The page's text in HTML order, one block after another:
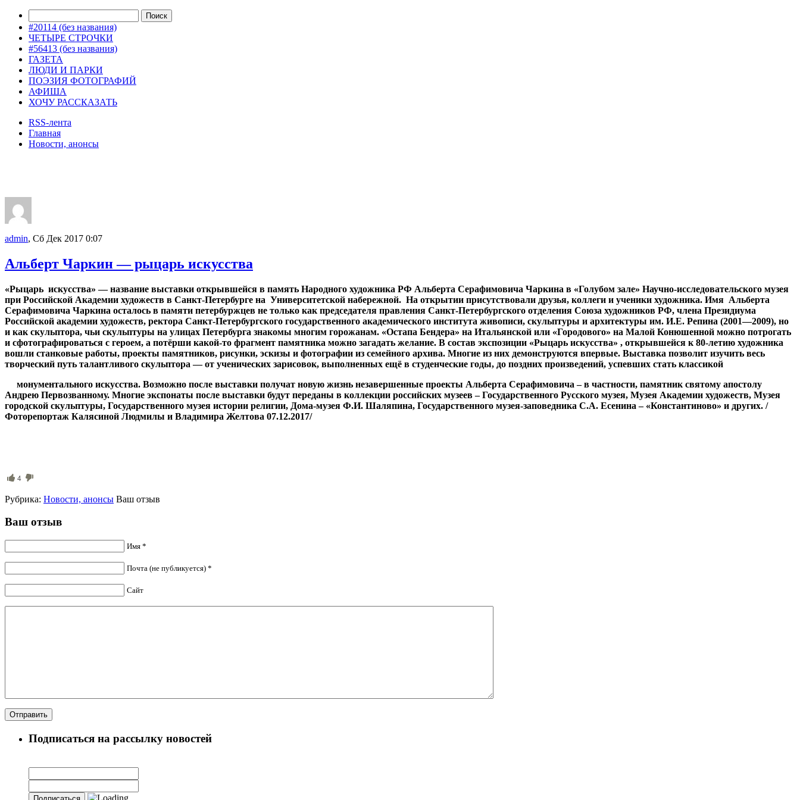
#20114 (без названия)
ЧЕТЫРЕ СТРОЧКИ
#56413 (без названия)
ГАЗЕТА
ЛЮДИ И ПАРКИ
ПОЭЗИЯ ФОТОГРАФИЙ
АФИША
ХОЧУ РАССКАЗАТЬ
RSS-лента
Главная
Новости, анонсы
admin, Сб Дек 2017 0:07
Альберт Чаркин — рыцарь искусства
«Рыцарь искусства» — название выставки открывшейся в память Народного художника РФ Альберта Серафимовича Чаркина в «Голубом зале» Научно-исследовательского музея
при Российской Академии художеств в Санкт-Петербурге на Университетской набережной. На открытии присутствовали друзья, коллеги и ученики художника. Имя Альберта
Серафимовича Чаркина осталось в памяти петербуржцев не только как председателя правления Санкт-Петербургского отделения Союза художников РФ, члена Президиума
Российской академии художеств, ректора Санкт-Петербургского государственного академического института живописи, скульптуры и архитектуры им. И.Е. Репина (2001—2009), но
и как скульптора, чьи скульптуры на улицах Петербурга знакомы многим горожанам. «Остапа Бендера» на Итальянской или «Городового» на Малой Конюшенной можно потрогать
и сфотографироваться с героем, а потёрши какой-то фрагмент памятника можно загадать желание. В состав экспозиции «Рыцарь искусства» , открывшейся к 80-летию художника
вошли станковые работы, проекты памятников, рисунки, эскизы и фотографии из семейного архива. Многие из них демонструются впервые. Выставка позволит изучить весь
творческий путь талантливого скульптора — от ученических зарисовок, выполненных ещё в студенческие годы, до поздних произведений, успевших стать классикой
монументального искусства. Возможно после выставки получат новую жизнь незавершенные проекты Альберта Серафимовича – в частности, памятник святому апостолу
Андрею Первозванному. Многие экспонаты после выставки будут переданы в коллекции российских музеев – Государственного Русского музея, Музея Академии художеств, Музея
городской скульптуры, Государственного музея истории религии, Дома-музея Ф.И. Шаляпина, Государственного музея-заповедника С.А. Есенина – «Константиново» и других. /
Фоторепортаж Калясиной Людмилы и Владимира Желтова 07.12.2017/
4
Рубрика: Новости, анонсы Ваш отзыв
Ваш отзыв
Имя *
Почта (не публикуется) *
Сайт
Подписаться на рассылку новостей